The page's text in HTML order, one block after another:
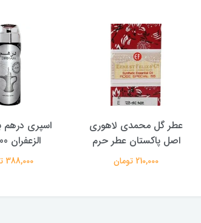
عطر گل محمدی لاهوری
اصل پاکستان عطر حرم
210,000 تومان
اسپری درهم
الزعفران 200 میل
388,000 تومان